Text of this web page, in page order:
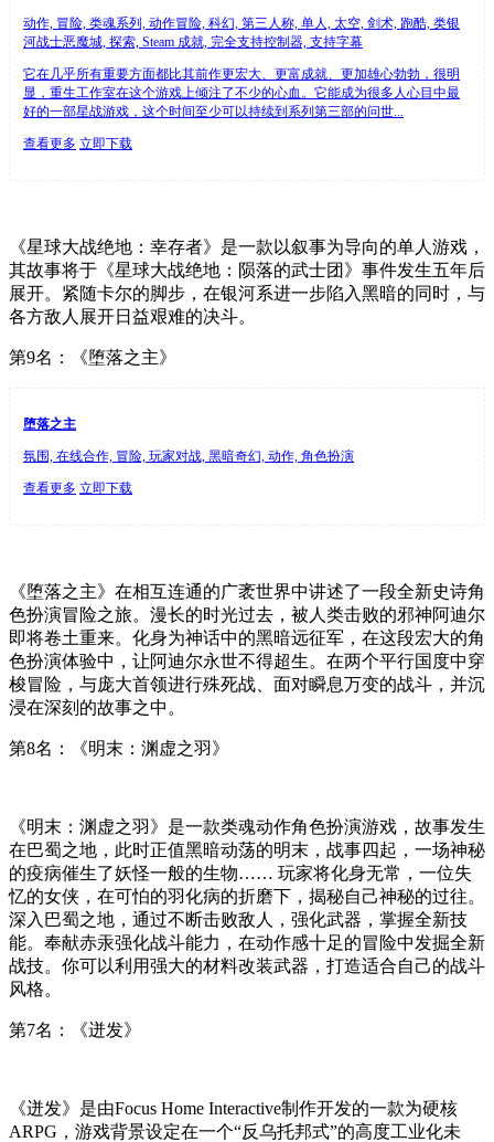
动作, 冒险, 类魂系列, 动作冒险, 科幻, 第三人称, 单人, 太空, 剑术, 跑酷, 类银
河战士恶魔城, 探索, Steam 成就, 完全支持控制器, 支持字幕
它在几乎所有重要方面都比其前作更宏大、更富成就、更加雄心勃勃，很明
显，重生工作室在这个游戏上倾注了不少的心血。它能成为很多人心目中最
好的一部星战游戏，这个时间至少可以持续到系列第三部的问世...
查看更多 立即下载
《星球大战绝地：幸存者》是一款以叙事为导向的单人游戏，
其故事将于《星球大战绝地：陨落的武士团》事件发生五年后
展开。紧随卡尔的脚步，在银河系进一步陷入黑暗的同时，与
各方敌人展开日益艰难的决斗。
第9名：《堕落之主》
堕落之主
氛围, 在线合作, 冒险, 玩家对战, 黑暗奇幻, 动作, 角色扮演
查看更多 立即下载
《堕落之主》在相互连通的广袤世界中讲述了一段全新史诗角
色扮演冒险之旅。漫长的时光过去，被人类击败的邪神阿迪尔
即将卷土重来。化身为神话中的黑暗远征军，在这段宏大的角
色扮演体验中，让阿迪尔永世不得超生。在两个平行国度中穿
梭冒险，与庞大首领进行殊死战、面对瞬息万变的战斗，并沉
浸在深刻的故事之中。
第8名：《明末：渊虚之羽》
《明末：渊虚之羽》是一款类魂动作角色扮演游戏，故事发生
在巴蜀之地，此时正值黑暗动荡的明末，战事四起，一场神秘
的疫病催生了妖怪一般的生物…… 玩家将化身无常，一位失
忆的女侠，在可怕的羽化病的折磨下，揭秘自己神秘的过往。
深入巴蜀之地，通过不断击败敌人，强化武器，掌握全新技
能。奉献赤汞强化战斗能力，在动作感十足的冒险中发掘全新
战技。你可以利用强大的材料改装武器，打造适合自己的战斗
风格。
第7名：《迸发》
《迸发》是由Focus Home Interactive制作开发的一款为硬核
ARPG，游戏背景设定在一个“反乌托邦式”的高度工业化未